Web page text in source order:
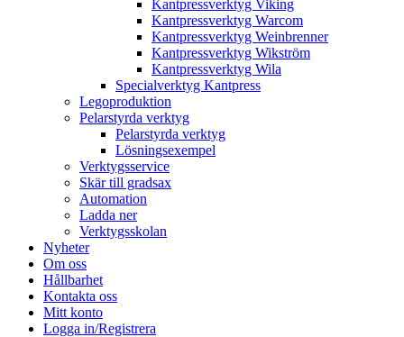
Kantpressverktyg Viking
Kantpressverktyg Warcom
Kantpressverktyg Weinbrenner
Kantpressverktyg Wikström
Kantpressverktyg Wila
Specialverktyg Kantpress
Legoproduktion
Pelarstyrda verktyg
Pelarstyrda verktyg
Lösningsexempel
Verktygsservice
Skär till gradsax
Automation
Ladda ner
Verktygsskolan
Nyheter
Om oss
Hållbarhet
Kontakta oss
Mitt konto
Logga in/Registrera